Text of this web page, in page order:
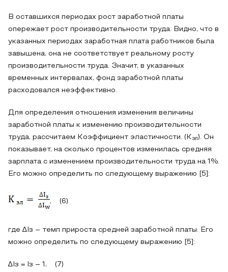
В оставшихся периодах рост заработной платы
опережает рост производительности труда. Видно, что в
указанных периодах заработная плата работников была
завышена, она не соответствует реальному росту
производительности труда. Значит, в указанных
временных интервалах, фонд заработной платы
расходовался неэффективно.
Для определения отношения изменения величины
заработной платы к изменению производительности
труда, рассчитаем Коэффициент эластичности. (K эл ). Он
показывает, на сколько процентов изменилась средняя
зарплата с изменением производительности труда на 1%.
Его можно определить по следующему выражению [5]:
, (6)
где ∆Iз – темп прироста средней заработной платы. Его
можно определить по следующему выражению [5]:
∆Iз = Iз – 1, (7)